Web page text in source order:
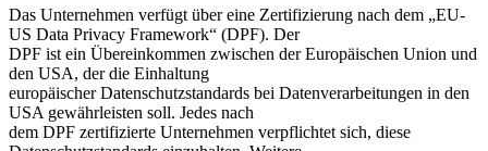
Das Unternehmen verfügt über eine Zertifizierung nach dem „EU-
US Data Privacy Framework“ (DPF). Der
DPF ist ein Übereinkommen zwischen der Europäischen Union und
den USA, der die Einhaltung
europäischer Datenschutzstandards bei Datenverarbeitungen in den
USA gewährleisten soll. Jedes nach
dem DPF zertifizierte Unternehmen verpflichtet sich, diese